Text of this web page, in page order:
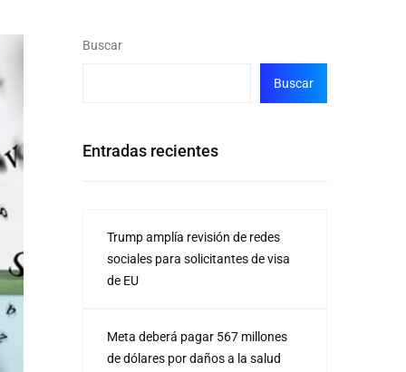
Buscar
Buscar
Entradas recientes
Trump amplía revisión de redes
sociales para solicitantes de visa
de EU
Meta deberá pagar 567 millones
de dólares por daños a la salud